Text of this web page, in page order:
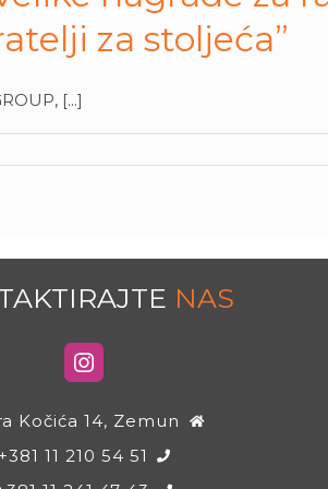
za stoljeća”
[...]
NAS
Kočića 14, Zemun
+381 11 210 54 51